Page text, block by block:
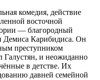
комедия, действие
восточной
— благородный
Демиса Карибидиса. Он
преступником
Галустян, и неожиданно
в детстве. Их
давней семейной